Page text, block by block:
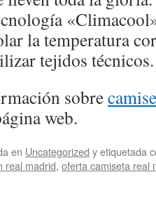
la temperatura
tejidos técnicos.
sobre
web.
en Uncategorized y etiquetada
real madrid, oferta camiseta real